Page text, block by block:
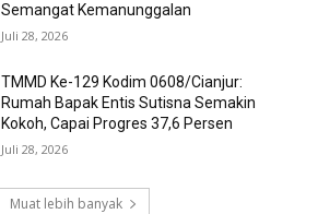
Semangat Kemanunggalan
Juli 28, 2026
TMMD Ke-129 Kodim 0608/Cianjur:
Rumah Bapak Entis Sutisna Semakin
Kokoh, Capai Progres 37,6 Persen
Juli 28, 2026
Muat lebih banyak